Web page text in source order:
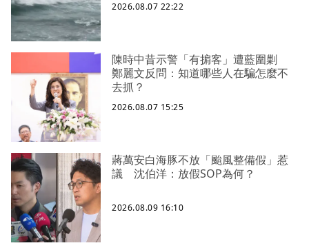
2026.08.07 22:22
陳時中昔示警「有掮客」遭藍圍剿
鄭麗文反問：知道哪些人在騙怎麼不
去抓？
2026.08.07 15:25
蔣萬安白海豚不放「颱風整備假」惹
議 沈伯洋：放假SOP為何？
2026.08.09 16:10